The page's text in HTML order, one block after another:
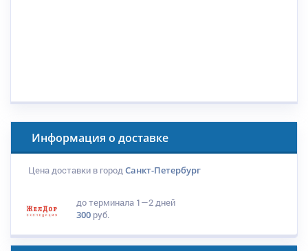
Информация о доставке
Цена доставки в городСанкт-Петербург
до терминала 1—2 дней
300 руб.